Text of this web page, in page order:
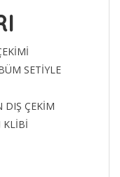
SETİYLE
DIŞ ÇEKİM
KLİBİ